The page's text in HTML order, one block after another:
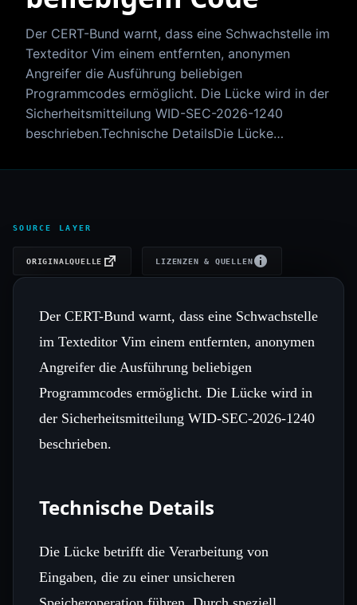
Der CERT-Bund warnt, dass eine Schwachstelle im
Texteditor Vim einem entfernten, anonymen
Angreifer die Ausführung beliebigen
Programmcodes ermöglicht. Die Lücke wird in der
Sicherheitsmitteilung WID-SEC-2026-1240
beschrieben.Technische DetailsDie Lücke…
SOURCE LAYER
ORIGINALQUELLE LIZENZEN & QUELLEN
Der CERT-Bund warnt, dass eine Schwachstelle
im Texteditor Vim einem entfernten, anonymen
Angreifer die Ausführung beliebigen
Programmcodes ermöglicht. Die Lücke wird in
der Sicherheitsmitteilung WID-SEC-2026-1240
beschrieben.
Technische Details
Die Lücke betrifft die Verarbeitung von
Eingaben, die zu einer unsicheren